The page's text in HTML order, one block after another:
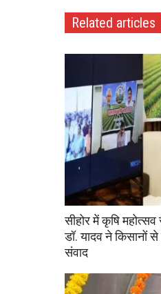
Related articles
सीहोर में कृषि
डॉ. यादव ने किसानों से
संवाद